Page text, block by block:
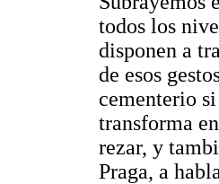
todos los
disponen a
de esos
cementerio
transforma
rezar, y
Praga, a